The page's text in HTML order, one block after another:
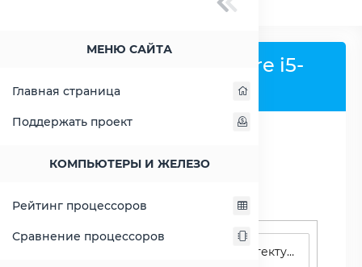
МЕНЮ САЙТА
Главная страница
Поддержать проект
КОМПЬЮТЕРЫ И ЖЕЛЕЗО
Рейтинг процессоров
Сравнение процессоров
Процессор Intel Core i5-